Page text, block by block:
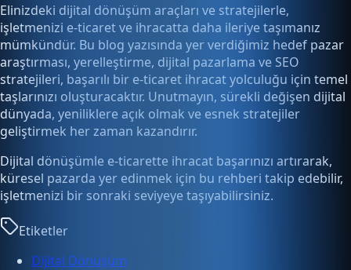
Elinizdeki dijital dönüşüm araçları ve stratejilerle,
işletmenizi e-ticaret ve ihracatta daha ileriye taşımanız
mümkündür. Bu blog yazısında yer verdiğimiz hedef pazar
araştırması, yerelleştirme, dijital pazarlama ve SEO
stratejileri, başarılı bir e-ticaret ihracat yolculuğu için temel
taşlarınızı oluşturacaktır. Unutmayın, sürekli değişen dijital
dünyada, yeniliklere açık olmak ve esnek stratejiler
geliştirmek her zaman kazandırır.
Dijital dönüşümle e-ticarette ihracat başarınızı artırarak,
küresel pazarda yer edinmek için bu rehberi takip edebilir,
işletmenizi bir sonraki seviyeye taşıyabilirsiniz.
Etiketler
Dijital Dönüşüm